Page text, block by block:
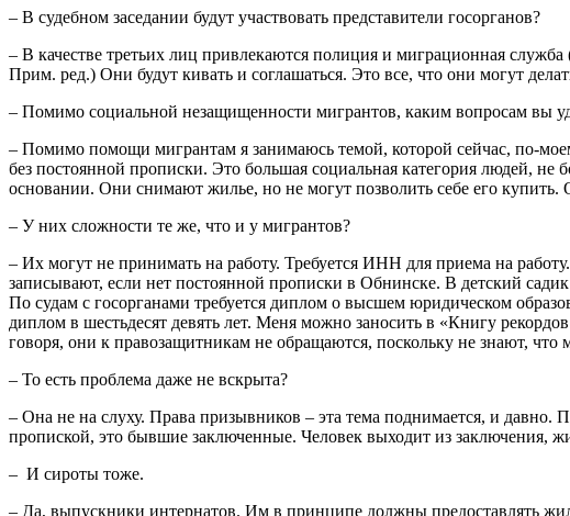
– В судебном заседании будут участвовать представители госорганов?
– В качестве третьих лиц привлекаются полиция и миграционная
Прим. ред.) Они будут кивать и соглашаться. Это все, что они могут
– Помимо социальной незащищенности мигрантов, каким вопросам вы
– Помимо помощи мигрантам я занимаюсь темой, которой сейчас, по-
без постоянной прописки. Это большая социальная категория людей,
основании. Они снимают жилье, но не могут позволить себе его купить.
– У них сложности те же, что и у мигрантов?
– Их могут не принимать на работу. Требуется ИНН для приема на
записывают, если нет постоянной прописки в Обнинске. В детский
По судам с госорганами требуется диплом о высшем юридическом
диплом в шестьдесят девять лет. Меня можно заносить в «Книгу
говоря, они к правозащитникам не обращаются, поскольку не знают,
– То есть проблема даже не вскрыта?
– Она не на слуху. Права призывников – эта тема поднимается, и
пропиской, это бывшие заключенные. Человек выходит из заключения,
– И сироты тоже.
– Да, выпускники интернатов. Им в принципе должны предоставлять